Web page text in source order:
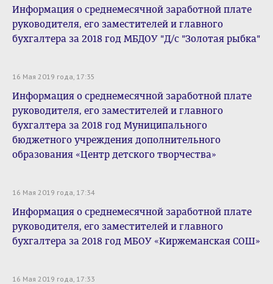
Информация о среднемесячной заработной плате
руководителя, его заместителей и главного
бухгалтера за 2018 год МБДОУ "Д/с "Золотая рыбка"
16 Мая 2019 года, 17:35
Информация о среднемесячной заработной плате
руководителя, его заместителей и главного
бухгалтера за 2018 год Муниципального
бюджетного учреждения дополнительного
образования «Центр детского творчества»
16 Мая 2019 года, 17:34
Информация о среднемесячной заработной плате
руководителя, его заместителей и главного
бухгалтера за 2018 год МБОУ «Киржеманская СОШ»
16 Мая 2019 года, 17:33